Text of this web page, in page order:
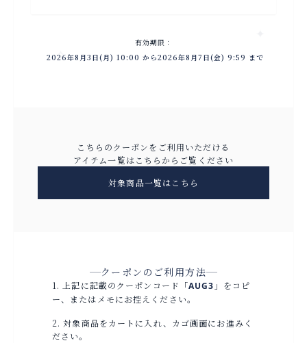
✧
有効期限：
2026年8月3日(月) 10:00 から2026年8月7日(金) 9:59 まで
こちらのクーポンをご利用いただける
アイテム一覧はこちらからご覧ください
対象商品一覧はこちら
クーポンのご利用方法
上記に記載のクーポンコード「AUG3 」をコピ
ー、またはメモにお控えください。
対象商品をカートに入れ、カゴ画面にお進みく
ださい。